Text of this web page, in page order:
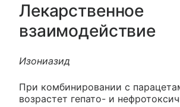
Лекарственное
взаимодействие
Изониазид
При комбинировании с
возрастет гепато- и